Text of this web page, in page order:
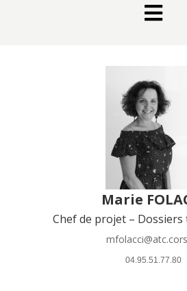

Marie
Chef de projet –
04.95.51.77.80